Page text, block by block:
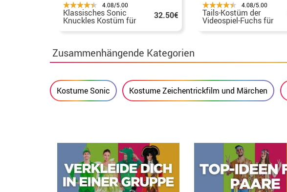
4.08/5.00
Klassisches Sonic
Knuckles Kostüm für 32.50€
4.08/5.00
Tails-Kostüm der
Videospiel-Fuchs für
Zusammenhängende Kategorien
Kostume Sonic Kostume Zeichentrickfilm und Märchen